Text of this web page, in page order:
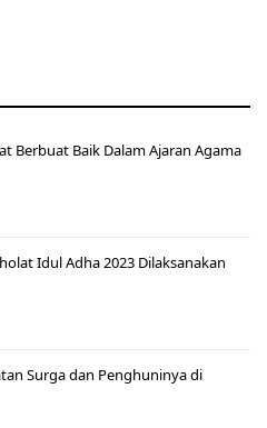
Berbuat Baik Dalam Ajaran Agama
Idul Adha 2023 Dilaksanakan
Surga dan Penghuninya di